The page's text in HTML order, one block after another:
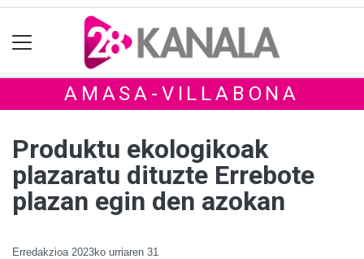
AMASA-VILLABONA
Produktu ekologikoak
plazaratu dituzte Errebote
plazan egin den azokan
Erredakzioa 2023ko urriaren 31